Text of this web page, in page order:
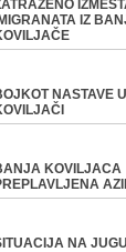
IMIGRANATA IZ
NASTAVE
KOVILJACA
NA